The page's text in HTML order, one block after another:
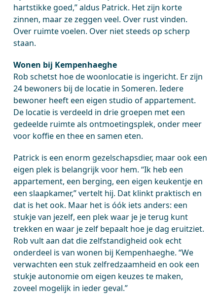
hartstikke goed,” aldus Patrick. Het zijn korte
zinnen, maar ze zeggen veel. Over rust vinden.
Over ruimte voelen. Over niet steeds op scherp
staan.
Wonen bij Kempenhaeghe
Rob schetst hoe de woonlocatie is ingericht. Er zijn
24 bewoners bij de locatie in Someren. Iedere
bewoner heeft een eigen studio of appartement.
De locatie is verdeeld in drie groepen met een
gedeelde ruimte als ontmoetingsplek, onder meer
voor koffie en thee en samen eten.
Patrick is een enorm gezelschapsdier, maar ook een
eigen plek is belangrijk voor hem. “Ik heb een
appartement, een berging, een eigen keukentje en
een slaapkamer,” vertelt hij. Dat klinkt praktisch en
dat is het ook. Maar het is óók iets anders: een
stukje van jezelf, een plek waar je je terug kunt
trekken en waar je zelf bepaalt hoe je dag eruitziet.
Rob vult aan dat die zelfstandigheid ook echt
onderdeel is van wonen bij Kempenhaeghe. “We
verwachten een stuk zelfredzaamheid en ook een
stukje autonomie om eigen keuzes te maken,
zoveel mogelijk in ieder geval.”